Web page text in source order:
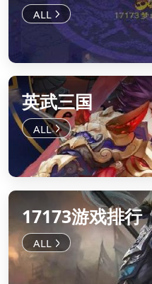
英武三国
17173游戏排行